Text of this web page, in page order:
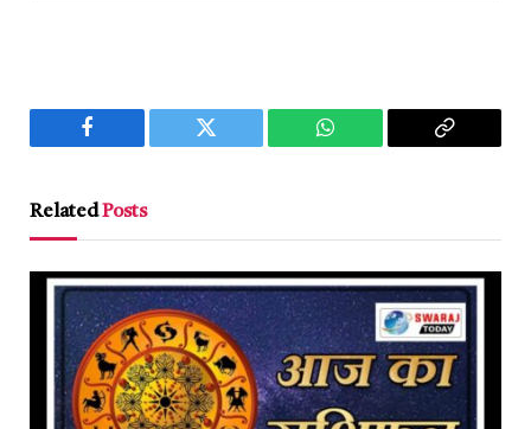
Facebook Twitter WhatsApp
Copy
RelatedPosts